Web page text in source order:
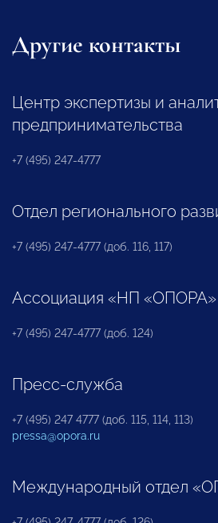
Другие контакты
Центр экспертизы и
предпринимательства
+7 (495) 247-4777
Отдел регионального
+7 (495) 247-4777 (доб. 116, 117)
Ассоциация «НП «ОПОРА»
+7 (495) 247-4777 (доб. 124)
Пресс-служба
+7 (495) 247 4777 (доб. 115, 114, 113)
pressa@opora.ru
Международный отдел